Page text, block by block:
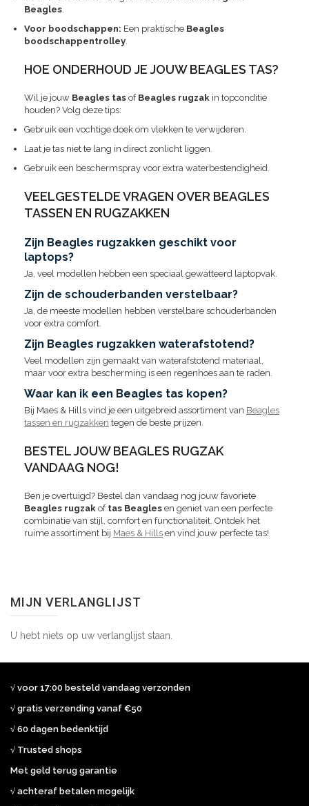
Beagles.
Voor boodschappen: Een praktische Beagles
boodschappentrolley.
HOE ONDERHOUD JE JOUW BEAGLES TAS?
Wil je jouw Beagles tas of Beagles rugzak in topconditie
houden? Volg deze tips:
Gebruik een vochtige doek om vlekken te verwijderen.
Laat je tas niet te lang in direct zonlicht liggen.
Gebruik een beschermspray voor extra waterbestendigheid.
VEELGESTELDE VRAGEN OVER BEAGLES
TASSEN EN RUGZAKKEN
Zijn Beagles rugzakken geschikt voor
laptops?
Ja, veel modellen hebben een speciaal gewatteerd laptopvak.
Zijn de schouderbanden verstelbaar?
Ja, de meeste modellen hebben verstelbare schouderbanden
voor extra comfort.
Zijn Beagles rugzakken waterafstotend?
Veel modellen zijn gemaakt van waterafstotend materiaal,
maar voor extra bescherming is een regenhoes aan te raden.
Waar kan ik een Beagles tas kopen?
Bij Maes & Hills vind je een uitgebreid assortiment van Beagles
tassen en rugzakken tegen de beste prijzen.
BESTEL JOUW BEAGLES RUGZAK
VANDAAG NOG!
Ben je overtuigd? Bestel dan vandaag nog jouw favoriete
Beagles rugzak of tas Beagles en geniet van een perfecte
combinatie van stijl, comfort en functionaliteit. Ontdek het
ruime assortiment bij Maes & Hills en vind jouw perfecte tas!
MIJN VERLANGLIJST
U hebt niets op uw verlanglijst staan.
√ voor 17:00 besteld vandaag verzonden
√ gratis verzending vanaf €50
√ 60 dagen bedenktijd
√ Trusted shops
Met geld terug garantie
√ achteraf betalen mogelijk